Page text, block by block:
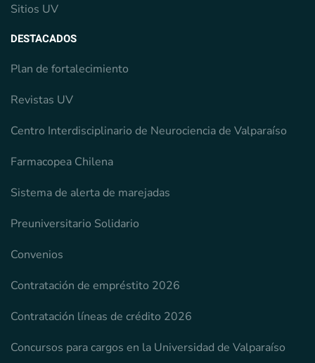
Sitios UV
DESTACADOS
Plan de fortalecimiento
Revistas UV
Centro Interdisciplinario de Neurociencia de Valparaíso
Farmacopea Chilena
Sistema de alerta de marejadas
Preuniversitario Solidario
Convenios
Contratación de empréstito 2026
Contratación líneas de crédito 2026
Concursos para cargos en la Universidad de Valparaíso